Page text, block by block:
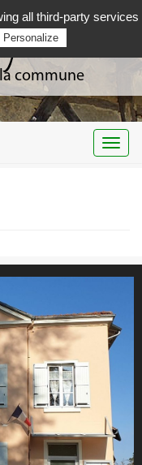
commune
all third-party services
Personalize